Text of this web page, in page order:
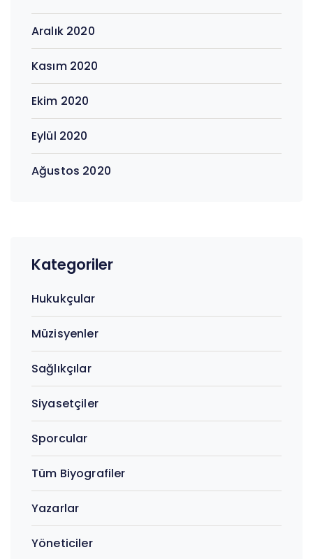
Aralık 2020
Kasım 2020
Ekim 2020
Eylül 2020
Ağustos 2020
Kategoriler
Hukukçular
Müzisyenler
Sağlıkçılar
Siyasetçiler
Sporcular
Tüm Biyografiler
Yazarlar
Yöneticiler